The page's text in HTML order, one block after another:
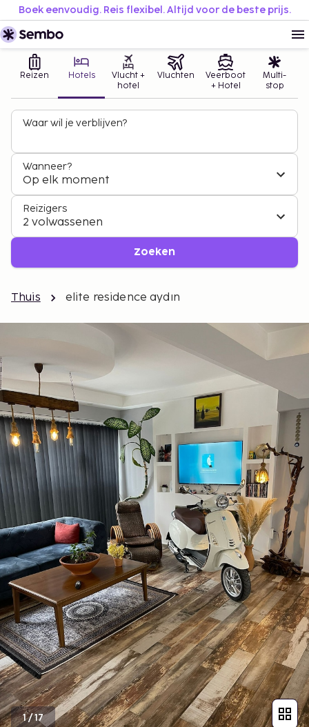
Boek eenvoudig. Reis flexibel. Altijd voor de beste prijs.
Reizen Hotels
Vlucht +
hotel
Vluchten
Veerboot
+ Hotel
Multi-
stop
Waar wil je verblijven?
Wanneer?
Op elk moment
Reizigers
2 volwassenen
Zoeken
Thuis elite residence aydın
1/17